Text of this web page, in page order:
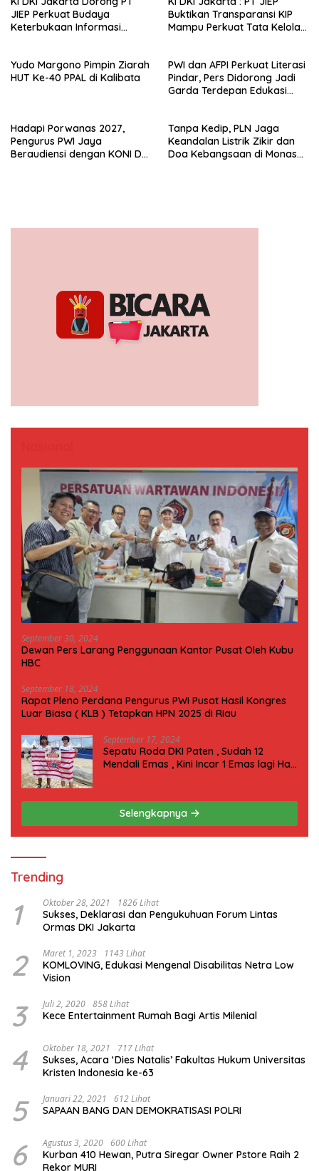
JIEP Perkuat Budaya
Keterbukaan Informasi
Buktikan Transparansi KIP
Mampu Perkuat Tata Kelola
Yudo Margono Pimpin Ziarah
HUT Ke-40 PPAL di Kalibata
PWI dan AFPI Perkuat Literasi
Pindar, Pers Didorong Jadi
Garda Terdepan Edukasi
Hadapi Porwanas 2027,
Pengurus PWI Jaya
Beraudiensi dengan KONI DKI
Tanpa Kedip, PLN Jaga
Keandalan Listrik Zikir dan
Doa Kebangsaan di Monas
September 30, 2024
Dewan Pers Larang Penggunaan Kantor Pusat Oleh Kubu
HBC
September 18, 2024
Rapat Pleno Perdana Pengurus PWI Pusat Hasil Kongres
Luar Biasa ( KLB ) Tetapkan HPN 2025 di Riau
September 17, 2024
Sepatu Roda DKI Paten , Sudah 12
Mendali Emas , Kini Incar 1 Emas lagi Hari
Selengkapnya
Trending
1 Oktober 28, 2021 1826 Lihat
Sukses, Deklarasi dan Pengukuhuan Forum Lintas
Ormas DKI Jakarta
2 Maret 1, 2023 1143 Lihat
KOMLOVING, Edukasi Mengenal Disabilitas Netra Low
Vision
3 Juli 2, 2020 858 Lihat
Kece Entertainment Rumah Bagi Artis Milenial
4 Oktober 18, 2021 717 Lihat
Sukses, Acara ‘Dies Natalis’ Fakultas Hukum Universitas
Kristen Indonesia ke-63
5 Januari 22, 2021 612 Lihat
SAPAAN BANG DAN DEMOKRATISASI POLRI
6 Agustus 3, 2020 600 Lihat
Kurban 410 Hewan, Putra Siregar Owner Pstore Raih 2
Rekor MURI